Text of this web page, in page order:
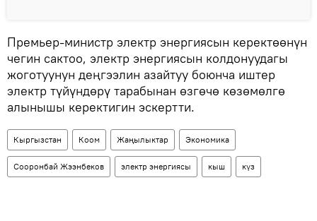
Премьер-министр электр энергиясын керектөөнүн
чегин сактоо, электр энергиясын колдонуудагы
жоготуунун деңгээлин азайтуу боюнча иштер
электр түйүндөрү тарабынан өзгөчө көзөмөлгө
алынышы керектигин эскертти.
Кыргызстан Коом Жаңылыктар Экономика
Сооронбай Жээнбеков электр энергиясы кыш күз